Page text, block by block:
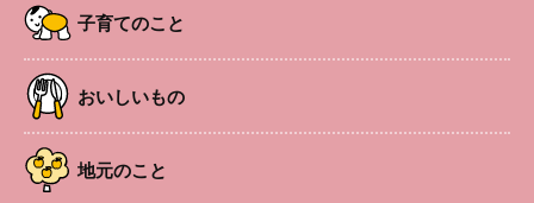
子育てのこと
おいしいもの
地元のこと
#看護師 #看護資格 #復職